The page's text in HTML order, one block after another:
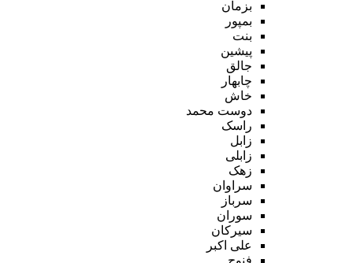
بزمان
بمپور
بنت
پیشین
جالق
چابهار
خاش
دوست محمد
راسک
زابل
زابلی
زهک
سراوان
سرباز
سوران
سیرکان
علی اکبر
فنوج